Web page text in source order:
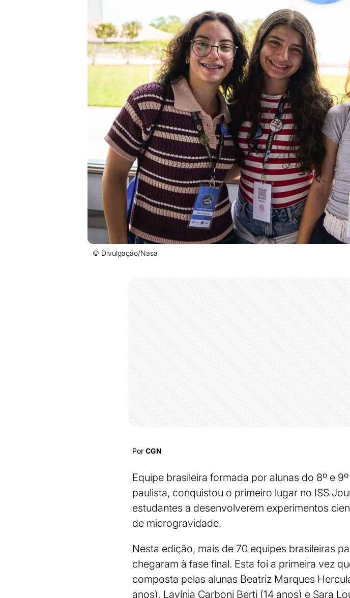
© Divulgação/Nasa
Por CGN
Equipe brasileira formada por alunas do 8º e
paulista, conquistou o primeiro lugar no ISS
estudantes a desenvolverem experimentos
de microgravidade.
Nesta edição, mais de 70 equipes brasileiras
chegaram à fase final. Esta foi a primeira vez
composta pelas alunas Beatriz Marques
anos), Lavínia Carboni Berti (14 anos) e Sara